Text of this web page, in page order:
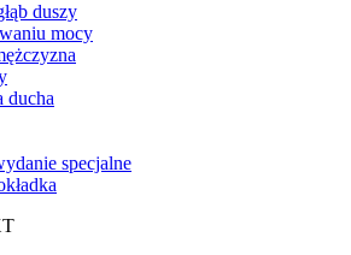
duszy
mocy
ducha
specjalne